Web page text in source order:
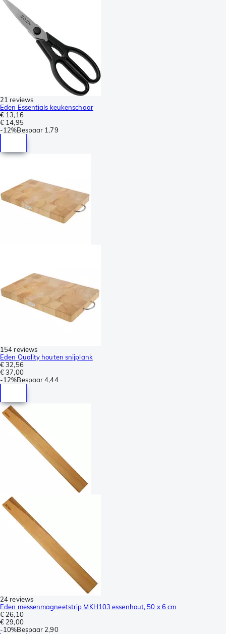
21 reviews
Eden Essentials keukenschaar
€ 13,16
€ 14,95
-12%Bespaar 1,79
154 reviews
Eden Quality houten snijplank
€ 32,56
€ 37,00
-12%Bespaar 4,44
24 reviews
Eden messenmagneetstrip MKH103 essenhout, 50 x 6 cm
€ 26,10
€ 29,00
-10%Bespaar 2,90